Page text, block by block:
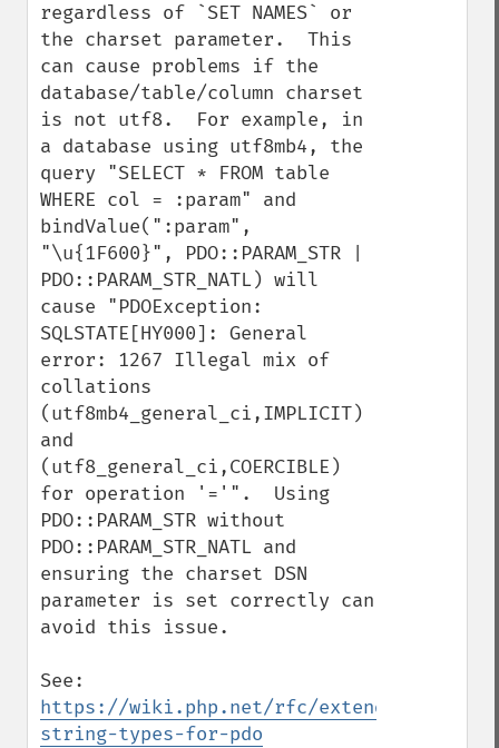
regardless of `SET NAMES` or
the charset parameter.  This
can cause problems if the
database/table/column charset
is not utf8.  For example, in
a database using utf8mb4, the
query "SELECT * FROM table
WHERE col = :param" and
bindValue(":param",
"\u{1F600}", PDO::PARAM_STR |
PDO::PARAM_STR_NATL) will
cause "PDOException:
SQLSTATE[HY000]: General
error: 1267 Illegal mix of
collations
(utf8mb4_general_ci,IMPLICIT)
and
(utf8_general_ci,COERCIBLE)
for operation '='".  Using
PDO::PARAM_STR without
PDO::PARAM_STR_NATL and
ensuring the charset DSN
parameter is set correctly can
avoid this issue.
https://wiki.php.net/rfc/extended-
string-types-for-pdo